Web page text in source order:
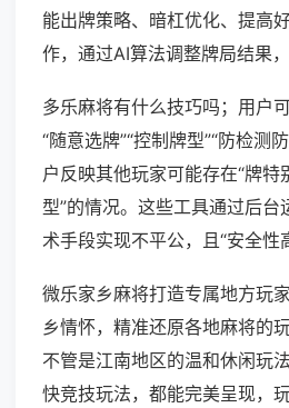
能出牌策略、暗杠优化、提高
作，通过AI算法调整牌局结果，
多乐麻将有什么技巧吗；用户
“随意选牌”“控制牌型”“防检测
户反映其他玩家可能存在“牌特
型”的情况。这些工具通过后台
术手段实现不平公，且“安全性
微乐家乡麻将打造专属地方玩
乡情怀，精准还原各地麻将的
不管是江南地区的温和休闲玩
快竞技玩法，都能完美呈现，